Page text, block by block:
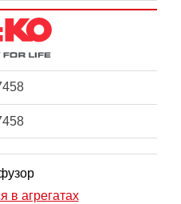
в агрегатах